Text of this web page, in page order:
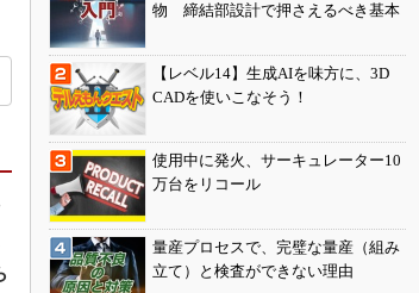
物 締結部設計で押さえるべき基本
【レベル14】生成AIを味方に、3D
CADを使いこなそう！
使用中に発火、サーキュレーター10
万台をリコール
量産プロセスで、完璧な量産（組み
立て）と検査ができない理由